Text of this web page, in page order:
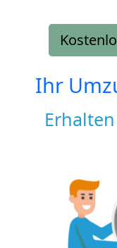
Ihr